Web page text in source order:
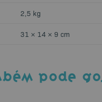
2,5 kg
31 × 14 × 9 cm
PODE